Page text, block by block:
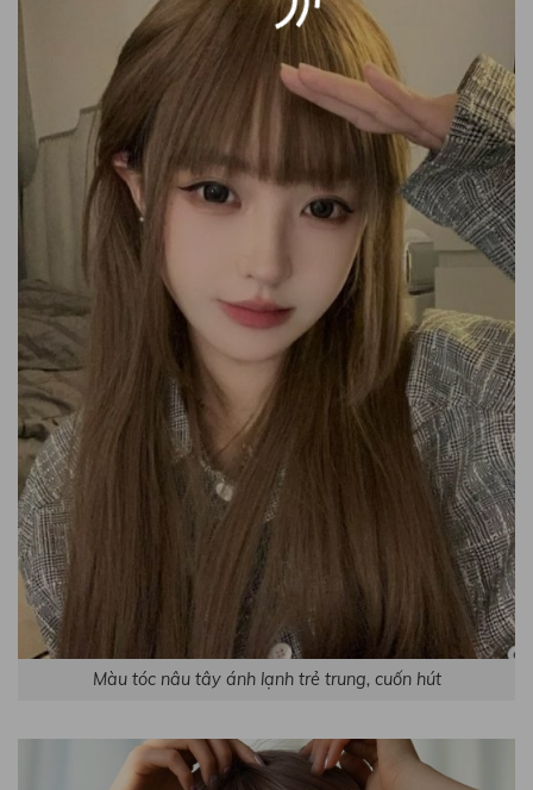
Màu tóc nâu tây ánh lạnh trẻ trung, cuốn hút